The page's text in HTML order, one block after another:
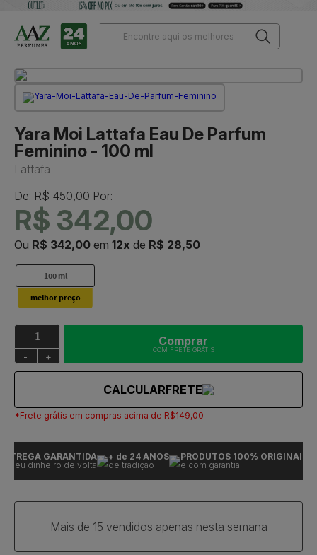
Yara Moi Lattafa Eau De Parfum
Feminino - 100 ml
Lattafa
De: R$ 450,00 Por:
R$ 342,00
Ou R$ 342,00 em 12x de R$ 28,50
100 ml
- +
Comprar
COM FRETE GRÁTIS
CALCULARFRETE
*Frete grátis em compras acima de R$149,00
GARANTIDA
seu dinheiro de volta
+ de 24 ANOS
de tradição
PRODUTOS 100% ORIGINAIS
e com garantia
Mais de 15 vendidos apenas nesta semana